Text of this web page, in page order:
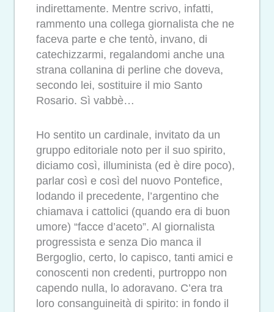
indirettamente. Mentre scrivo, infatti,
rammento una collega giornalista che ne
faceva parte e che tentò, invano, di
catechizzarmi, regalandomi anche una
strana collanina di perline che doveva,
secondo lei, sostituire il mio Santo
Rosario. Sì vabbè…
Ho sentito un cardinale, invitato da un
gruppo editoriale noto per il suo spirito,
diciamo così, illuminista (ed è dire poco),
parlar così e così del nuovo Pontefice,
lodando il precedente, l’argentino che
chiamava i cattolici (quando era di buon
umore) “facce d’aceto”. Al giornalista
progressista e senza Dio manca il
Bergoglio, certo, lo capisco, tanti amici e
conoscenti non credenti, purtroppo non
capendo nulla, lo adoravano. C’era tra
loro consanguineità di spirito: in fondo il